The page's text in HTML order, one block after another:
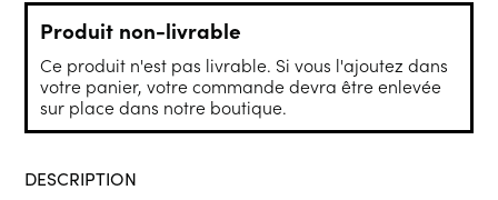
Produit non-livrable
Ce produit n'est pas livrable. Si vous l'ajoutez dans
votre panier, votre commande devra être enlevée
sur place dans notre boutique.
DESCRIPTION